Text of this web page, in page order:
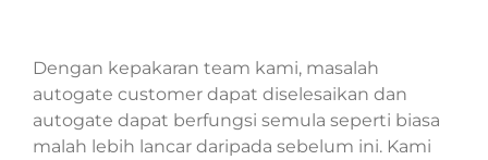
Dengan kepakaran team kami, masalah
autogate customer dapat diselesaikan dan
autogate dapat berfungsi semula seperti biasa
malah lebih lancar daripada sebelum ini. Kami